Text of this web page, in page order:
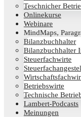
Teschni­cher
Online­kur­se
Web­i­na­re
Mind­Maps,
Bilanz­buch­hal­ter
Bilanz­buch­hal­ter
Steu­er­fach­wir­te
Betriebs­wir­te
Tech­ni­sche
Lam­­bert-Pod­­casts
Mei­nun­gen